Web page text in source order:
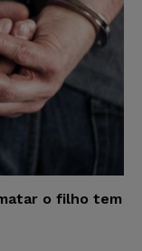
o filho tem